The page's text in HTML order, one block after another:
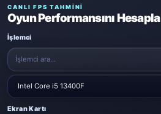
CANLI FPS TAHMINI
Oyun Performansını Hesapla
İşlemci
Ekran Kartı